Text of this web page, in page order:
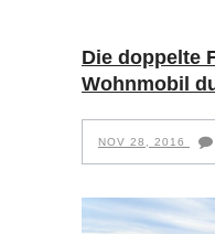
Die doppelte
Wohnmobil
NOV 28, 2016